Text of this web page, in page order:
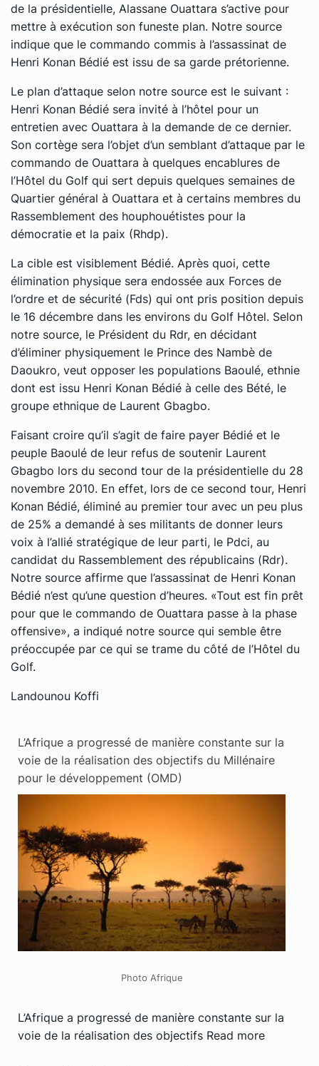
de la présidentielle, Alassane Ouattara s’active pour
mettre à exécution son funeste plan. Notre source
indique que le commando commis à l’assassinat de
Henri Konan Bédié est issu de sa garde prétorienne.
Le plan d’attaque selon notre source est le suivant :
Henri Konan Bédié sera invité à l’hôtel pour un
entretien avec Ouattara à la demande de ce dernier.
Son cortège sera l’objet d’un semblant d’attaque par le
commando de Ouattara à quelques encablures de
l’Hôtel du Golf qui sert depuis quelques semaines de
Quartier général à Ouattara et à certains membres du
Rassemblement des houphouétistes pour la
démocratie et la paix (Rhdp).
La cible est visiblement Bédié. Après quoi, cette
élimination physique sera endossée aux Forces de
l’ordre et de sécurité (Fds) qui ont pris position depuis
le 16 décembre dans les environs du Golf Hôtel. Selon
notre source, le Président du Rdr, en décidant
d’éliminer physiquement le Prince des Nambè de
Daoukro, veut opposer les populations Baoulé, ethnie
dont est issu Henri Konan Bédié à celle des Bété, le
groupe ethnique de Laurent Gbagbo.
Faisant croire qu’il s’agit de faire payer Bédié et le
peuple Baoulé de leur refus de soutenir Laurent
Gbagbo lors du second tour de la présidentielle du 28
novembre 2010. En effet, lors de ce second tour, Henri
Konan Bédié, éliminé au premier tour avec un peu plus
de 25% a demandé à ses militants de donner leurs
voix à l’allié stratégique de leur parti, le Pdci, au
candidat du Rassemblement des républicains (Rdr).
Notre source affirme que l’assassinat de Henri Konan
Bédié n’est qu’une question d’heures. «Tout est fin prêt
pour que le commando de Ouattara passe à la phase
offensive», a indiqué notre source qui semble être
préoccupée par ce qui se trame du côté de l’Hôtel du
Golf.
Landounou Koffi
L’Afrique a progressé de manière constante sur la
voie de la réalisation des objectifs du Millénaire
pour le développement (OMD)
Photo Afrique
L’Afrique a progressé de manière constante sur la
voie de la réalisation des objectifs Read more